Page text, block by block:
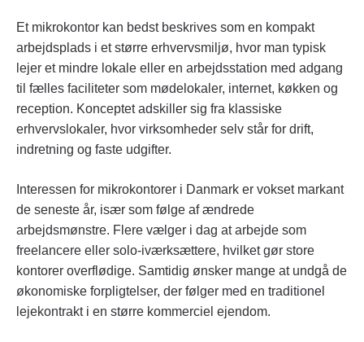
Et mikrokontor kan bedst beskrives som en kompakt
arbejdsplads i et større erhvervsmiljø, hvor man typisk
lejer et mindre lokale eller en arbejdsstation med adgang
til fælles faciliteter som mødelokaler, internet, køkken og
reception. Konceptet adskiller sig fra klassiske
erhvervslokaler, hvor virksomheder selv står for drift,
indretning og faste udgifter.
Interessen for mikrokontorer i Danmark er vokset markant
de seneste år, især som følge af ændrede
arbejdsmønstre. Flere vælger i dag at arbejde som
freelancere eller solo-iværksættere, hvilket gør store
kontorer overflødige. Samtidig ønsker mange at undgå de
økonomiske forpligtelser, der følger med en traditionel
lejekontrakt i en større kommerciel ejendom.